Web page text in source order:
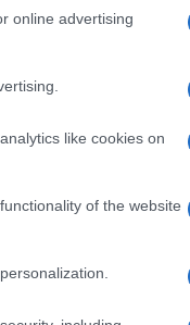
online advertising
like cookies on
of the website
al
non
acquisite,
rese madri.
La
a